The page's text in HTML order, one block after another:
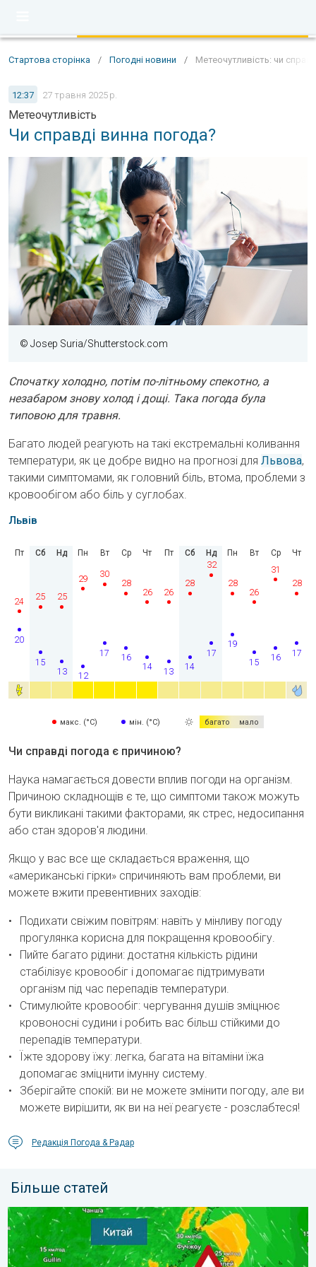
Стартова сторінка / Погодні новини / Метеочутливість: чи
12:37 27 травня 2025 р.
Метеочутливість
Чи справді винна погода?
© Josep Suria/Shutterstock.com
Спочатку холодно, потім по-літньому спекотно, а
незабаром знову холод і дощі. Така погода була
типовою для травня.
Багато людей реагують на такі екстремальні коливання
температури, як це добре видно на прогнозі для Львова,
такими симптомами, як головний біль, втома, проблеми з
кровообігом або біль у суглобах.
Львів
Пт
20
24
Сб
15
25
Нд
13
25
Пн
12
29
Вт
17
30
Ср
16
28
Чт
14
26
Пт
13
26
Сб
14
28
Нд
17
32
Пн
19
28
Вт
15
26
Ср
16
31
Чт
17
28
макс. (°C) мін. (°C) багато мало
Чи справді погода є причиною?
Наука намагається довести вплив погоди на організм.
Причиною складнощів є те, що симптоми також можуть
бути викликані такими факторами, як стрес, недосипання
або стан здоров'я людини.
Якщо у вас все ще складається враження, що
«американські гірки» спричиняють вам проблеми, ви
можете вжити превентивних заходів:
Подихати свіжим повітрям: навіть у мінливу погоду
прогулянка корисна для покращення кровообігу.
Пийте багато рідини: достатня кількість рідини
стабілізує кровообіг і допомагає підтримувати
організм під час перепадів температури.
Стимулюйте кровообіг: чергування душів зміцнює
кровоносні судини і робить вас більш стійкими до
перепадів температури.
Їжте здорову їжу: легка, багата на вітаміни їжа
допомагає зміцнити імунну систему.
Зберігайте спокій: ви не можете змінити погоду, але ви
можете вирішити, як ви на неї реагуєте - розслабтеся!
Редакція Погода & Радар
Більше статей
Попередження про тайфун для Китаю. До 500 літрів дощу.